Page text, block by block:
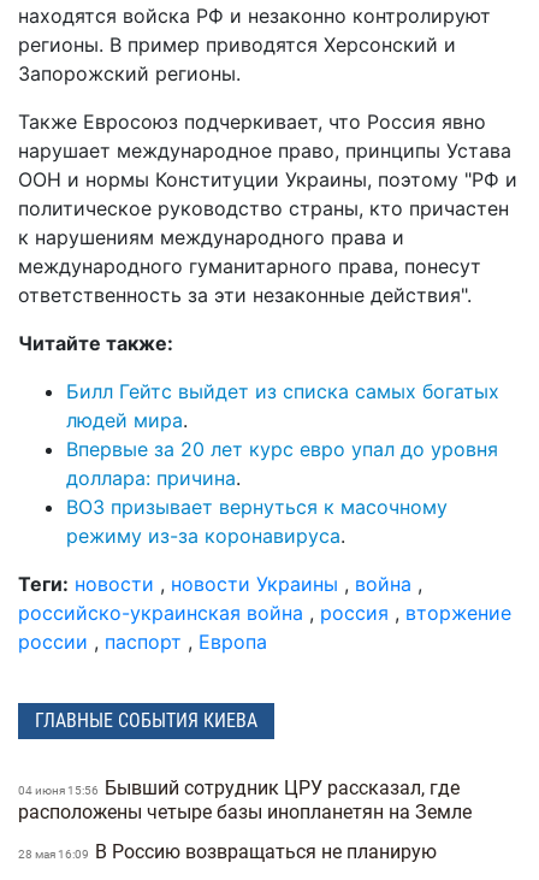
находятся войска РФ и незаконно контролируют
регионы. В пример приводятся Херсонский и
Запорожский регионы.
Также Евросоюз подчеркивает, что Россия явно
нарушает международное право, принципы Устава
ООН и нормы Конституции Украины, поэтому "РФ и
политическое руководство страны, кто причастен
к нарушениям международного права и
международного гуманитарного права, понесут
ответственность за эти незаконные действия".
Читайте также:
Билл Гейтс выйдет из списка самых богатых
людей мира.
Впервые за 20 лет курс евро упал до уровня
доллара: причина.
ВОЗ призывает вернуться к масочному
режиму из-за коронавируса.
Теги: новости , новости Украины , война ,
российско-украинская война , россия , вторжение
россии , паспорт , Европа
ГЛАВНЫЕ СОБЫТИЯ КИЕВА
04 июня 15:56
Бывший сотрудник ЦРУ рассказал, где
расположены четыре базы инопланетян на Земле
28 мая 16:09 В Россию возвращаться не планирую